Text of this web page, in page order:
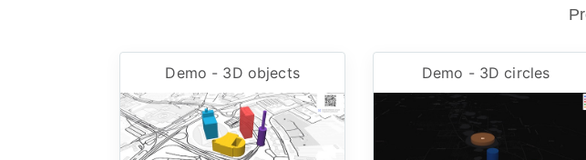
Demo - 3D objects Demo - 3D circles